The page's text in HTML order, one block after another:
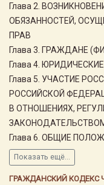
Глава 2.
ОБЯЗАННОСТЕЙ,
ПРАВ
Глава 3. ГРАЖДАНЕ
Глава 4.
Глава 5. УЧАСТИЕ
РОССИЙСКОЙ
В ОТНОШЕНИЯХ,
Глава 6. ОБЩИЕ
Показать ещё...
ГРАЖДАНСКИЙ КОДЕКС